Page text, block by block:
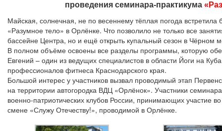
проведения семинара-практикума
Майская, солнечная, не по весеннему тёплая погода встретила
«Разумное тело» в Орлёнке. Что позволило не только все
бассейне Центра, но и ещё открыть купальный сезон в Чёрном
В полном объёме освоены все разделы программы, которую
Евгений – один из ведущих специалистов в области Йоги на
профессионалов фитнеса Краснодарского края.
Большой интерес у участников вызвал проводимый этап
на территории автогородка ВДЦ «Орлёнок». Участники
военно-патриотических клубов России, принимающих участие
смене «Служу Отечеству!», проводимой в Орлёнке.